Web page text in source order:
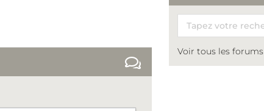
Voir tous les forums